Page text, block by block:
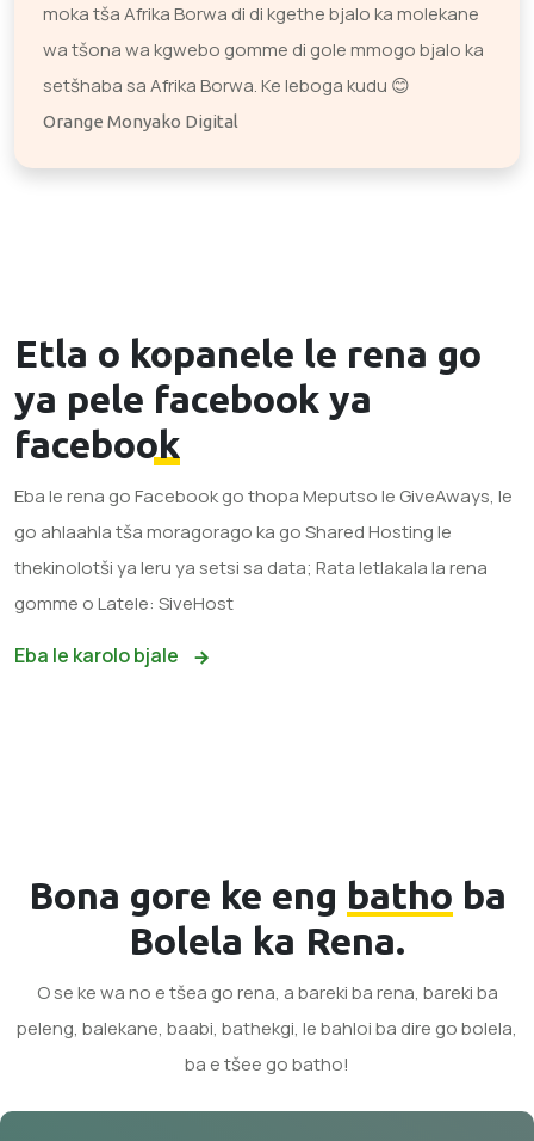
moka tša Afrika Borwa di di kgethe bjalo ka molekane
wa tšona wa kgwebo gomme di gole mmogo bjalo ka
setšhaba sa Afrika Borwa. Ke leboga kudu 😊
Orange Monyako Digital
Etla o kopanele le rena go
ya pele facebook ya
facebook
Eba le rena go Facebook go thopa Meputso le GiveAways, le
go ahlaahla tša moragorago ka go Shared Hosting le
thekinolotši ya leru ya setsi sa data; Rata letlakala la rena
gomme o Latele: SiveHost
Eba le karolo bjale
Bona gore ke eng batho ba
Bolela ka Rena.
O se ke wa no e tšea go rena, a bareki ba rena, bareki ba
peleng, balekane, baabi, bathekgi, le bahloi ba dire go bolela,
ba e tšee go batho!